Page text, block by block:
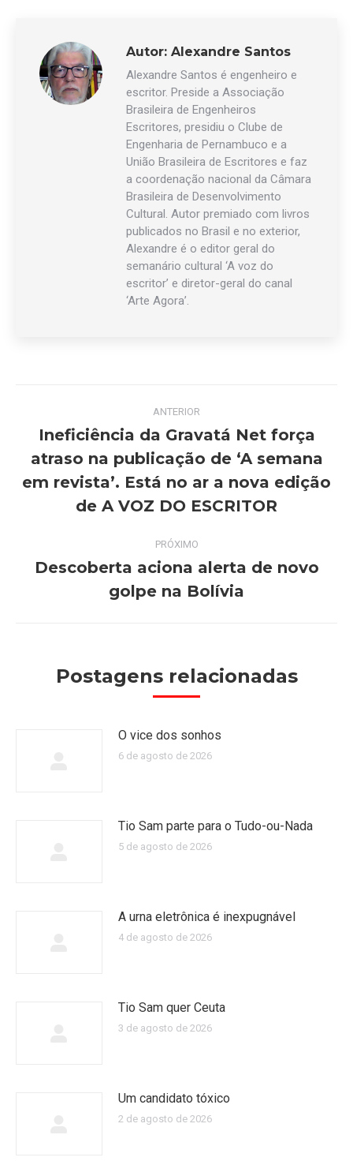
Autor: Alexandre Santos
Alexandre Santos é engenheiro e
escritor. Preside a Associação
Brasileira de Engenheiros
Escritores, presidiu o Clube de
Engenharia de Pernambuco e a
União Brasileira de Escritores e faz
a coordenação nacional da Câmara
Brasileira de Desenvolvimento
Cultural. Autor premiado com livros
publicados no Brasil e no exterior,
Alexandre é o editor geral do
semanário cultural ‘A voz do
escritor’ e diretor-geral do canal
‘Arte Agora’.
Navegação
de
post:
ANTERIOR
Post
anterior:
Ineficiência da Gravatá Net força
atraso na publicação de ‘A semana
em revista’. Está no ar a nova edição
de A VOZ DO ESCRITOR
PRÓXIMO
post:
Descoberta aciona alerta de novo
golpe na Bolívia
Postagens relacionadas
O vice dos sonhos
6 de agosto de 2026
Tio Sam parte para o Tudo-ou-Nada
5 de agosto de 2026
A urna eletrônica é inexpugnável
4 de agosto de 2026
Tio Sam quer Ceuta
3 de agosto de 2026
Um candidato tóxico
2 de agosto de 2026